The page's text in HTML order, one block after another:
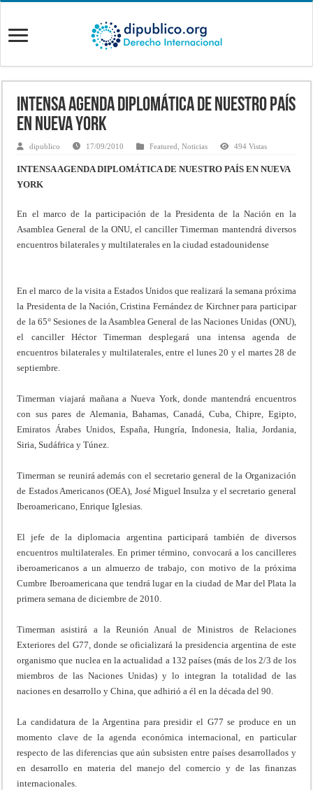
INTENSA AGENDA DIPLOMÁTICA DE NUESTRO PAÍS
EN NUEVA YORK
dipublico 17/09/2010 Featured ,Noticias 494 Vistas
INTENSA AGENDA DIPLOMÁTICA DE NUESTRO PAÍS EN NUEVA
YORK
En el marco de la participación de la Presidenta de la Nación en la
Asamblea General de la ONU, el canciller Timerman mantendrá diversos
encuentros bilaterales y multilaterales en la ciudad estadounidense
En el marco de la visita a Estados Unidos que realizará la semana próxima
la Presidenta de la Nación, Cristina Fernández de Kirchner para participar
de la 65° Sesiones de la Asamblea General de las Naciones Unidas (ONU),
el canciller Héctor Timerman desplegará una intensa agenda de
encuentros bilaterales y multilaterales, entre el lunes 20 y el martes 28 de
septiembre.
Timerman viajará mañana a Nueva York, donde mantendrá encuentros
con sus pares de Alemania, Bahamas, Canadá, Cuba, Chipre, Egipto,
Emiratos Árabes Unidos, España, Hungría, Indonesia, Italia, Jordania,
Siria, Sudáfrica y Túnez.
Timerman se reunirá además con el secretario general de la Organización
de Estados Americanos (OEA), José Miguel Insulza y el secretario general
Iberoamericano, Enrique Iglesias.
El jefe de la diplomacia argentina participará también de diversos
encuentros multilaterales. En primer término, convocará a los cancilleres
iberoamericanos a un almuerzo de trabajo, con motivo de la próxima
Cumbre Iberoamericana que tendrá lugar en la ciudad de Mar del Plata la
primera semana de diciembre de 2010.
Timerman asistirá a la Reunión Anual de Ministros de Relaciones
Exteriores del G77, donde se oficializará la presidencia argentina de este
organismo que nuclea en la actualidad a 132 países (más de los 2/3 de los
miembros de las Naciones Unidas) y lo integran la totalidad de las
naciones en desarrollo y China, que adhirió a él en la década del 90.
La candidatura de la Argentina para presidir el G77 se produce en un
momento clave de la agenda económica internacional, en particular
respecto de las diferencias que aún subsisten entre países desarrollados y
en desarrollo en materia del manejo del comercio y de las finanzas
internacionales.